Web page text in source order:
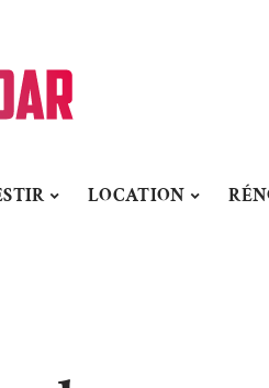
LOCATION